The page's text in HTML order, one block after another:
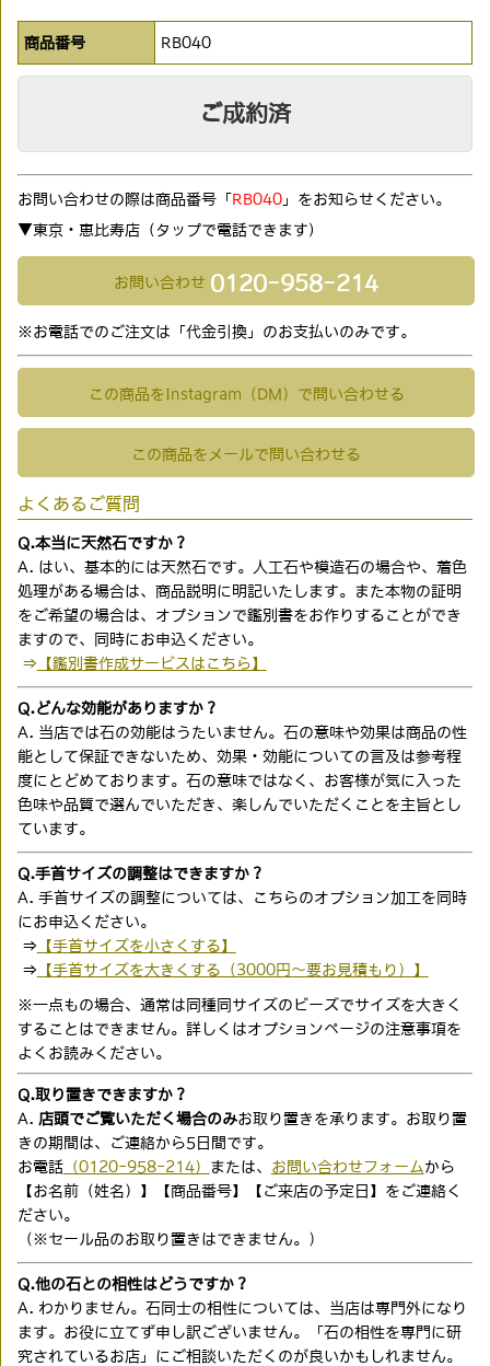
商品番号 RB040
ご成約済
お問い合わせの際は商品番号「 RB040」をお知らせください。
▼東京・恵比寿店（タップで電話できます)
お問い合わせ 0120-958-214
※お電話でのご注文は「代金引換」のお支払いのみです。
この商品をInstagram（DM）で問い合わせる
この商品をメールで問い合わせる
よくあるご質問
Q.本当に天然石ですか？
A. はい、基本的には天然石です。人工石や模造石の場合や、着色
処理がある場合は、商品説明に明記いたします。また本物の証明
をご希望の場合は、オプションで鑑別書をお作りすることができ
ますので、同時にお申込ください。
⇒ 【鑑別書作成サービスはこちら】
Q.どんな効能がありますか？
A. 当店では石の効能はうたいません。石の意味や効果は商品の性
能として保証できないため、効果・効能についての言及は参考程
度にとどめております。石の意味ではなく、お客様が気に入った
色味や品質で選んでいただき、楽しんでいただくことを主旨とし
ています。
Q.手首サイズの調整はできますか？
A. 手首サイズの調整については、こちらのオプション加工を同時
にお申込ください。
⇒ 【手首サイズを小さくする】
⇒ 【手首サイズを大きくする（3000円〜要お見積もり）】
※一点もの場合、通常は同種同サイズのビーズでサイズを大きく
することはできません。詳しくはオプションページの注意事項を
よくお読みください。
Q.取り置きできますか？
A. 店頭でご覧いただく場合のみお取り置きを承ります。お取り置
きの期間は、ご連絡から5日間です。
お電話（0120-958-214） または、 お問い合わせフォーム から
【お名前（姓名）】【商品番号】【ご来店の予定日】をご連絡く
ださい。
（※セール品のお取り置きはできません。）
Q.他の石との相性はどうですか？
A. わかりません。石同士の相性については、当店は専門外になり
ます。お役に立てず申し訳ございません。「石の相性を専門に研
究されているお店」にご相談いただくのが良いかもしれません。